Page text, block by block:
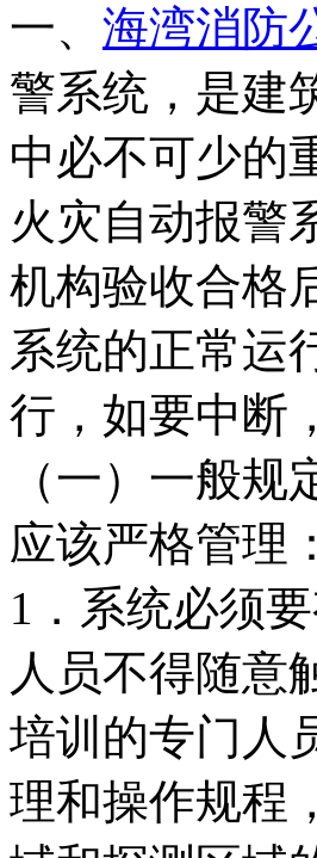
一、 海湾消防
警系统，是建
中必不可少的
火灾自动报警
机构验收合格
系统的正常运
行，如要中断
（一）一般
应该严格管理
1．系统必须
人员不得随意
培训的专门人
理和操作规程